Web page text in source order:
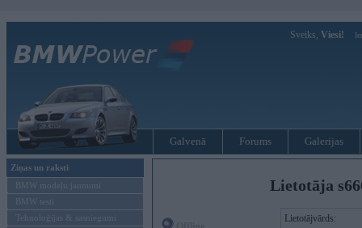
Sveiks, Viesi!
Galvenā Forums Galerijas
Ziņas un raksti
BMW modeļu jaunumi
BMW testi
Tehnoloģijas & sasniegumi
Lietotāja
Lietotājvārds: